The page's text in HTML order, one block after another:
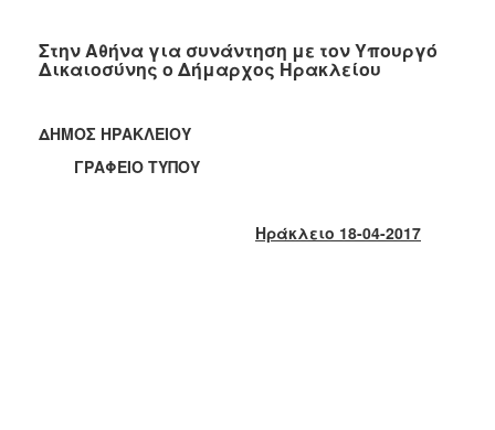
2022
2020
2019
Στην Αθήνα για συνάντηση με τον Υπουργό
Δικαιοσύνης ο Δήμαρχος Ηρακλείου
ΔΗΜΟΣ ΗΡΑΚΛΕΙΟΥ
ΓΡΑΦΕΙΟ ΤΥΠΟΥ
Ηράκλειο 18-04-2017